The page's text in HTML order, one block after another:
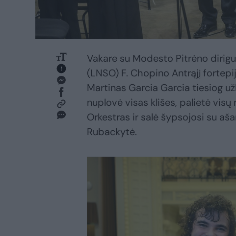
Vakare su Modesto Pitrėno
(LNSO) F. Chopino Antrąjį
Martinas Garcia Garcia tiesiog
nuplovė visas klišes, palietė
Orkestras ir salė šypsojosi su
Rubackytė.